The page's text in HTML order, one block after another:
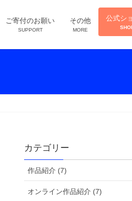
ご寄付のお願い
SUPPORT
その他
MORE
公式シ
カテゴリー
作品紹介 (7)
オンライン作品紹介 (7)